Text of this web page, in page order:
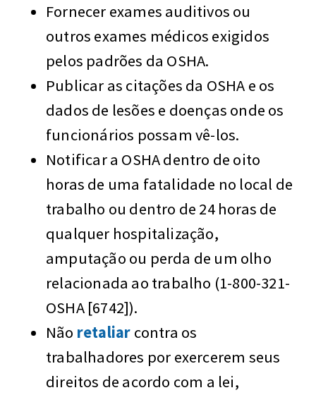
Fornecer exames auditivos ou
outros exames médicos exigidos
pelos padrões da OSHA.
Publicar as citações da OSHA e os
dados de lesões e doenças onde os
funcionários possam vê-los.
Notificar a OSHA dentro de oito
horas de uma fatalidade no local de
trabalho ou dentro de 24 horas de
qualquer hospitalização,
amputação ou perda de um olho
relacionada ao trabalho (1-800-321-
OSHA [6742]).
Não retaliar contra os
trabalhadores por exercerem seus
direitos de acordo com a lei,